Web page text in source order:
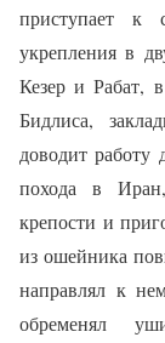
приступает к
укрепления в
Кезер и Рабат,
Бидлиса,
доводит работу
похода в
крепости и
из ошейника
направлял к
обременял